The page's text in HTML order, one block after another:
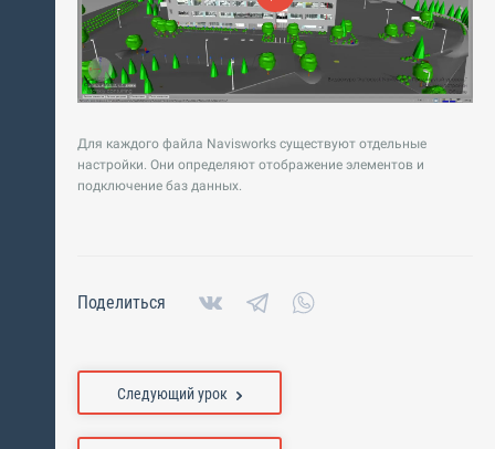
Для каждого файла Navisworks существуют отдельные
настройки. Они определяют отображение элементов и
подключение баз данных.
Поделиться
Следующий урок